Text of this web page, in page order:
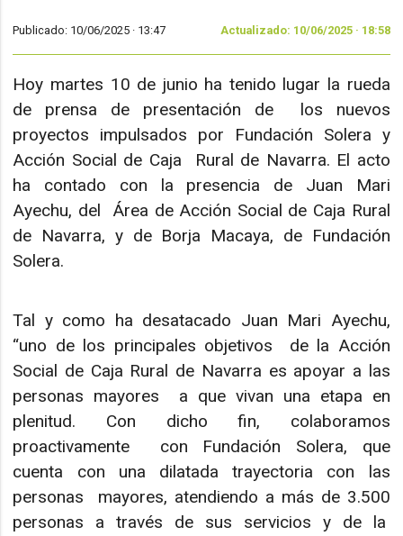
Publicado: 10/06/2025 · 13:47 Actualizado: 10/06/2025 · 18:58
Hoy martes 10 de junio ha tenido lugar la rueda
de prensa de presentación de los nuevos
proyectos impulsados por Fundación Solera y
Acción Social de Caja Rural de Navarra. El acto
ha contado con la presencia de Juan Mari
Ayechu, del Área de Acción Social de Caja Rural
de Navarra, y de Borja Macaya, de Fundación
Solera.
Tal y como ha desatacado Juan Mari Ayechu,
“uno de los principales objetivos de la Acción
Social de Caja Rural de Navarra es apoyar a las
personas mayores a que vivan una etapa en
plenitud. Con dicho fin, colaboramos
proactivamente con Fundación Solera, que
cuenta con una dilatada trayectoria con las
personas mayores, atendiendo a más de 3.500
personas a través de sus servicios y de la